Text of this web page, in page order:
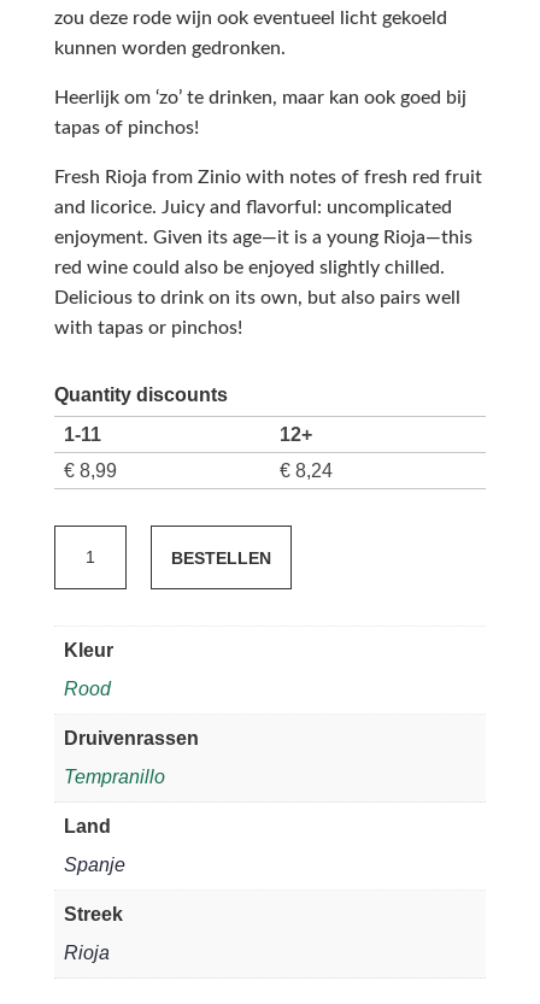
zou deze rode wijn ook eventueel licht gekoeld
kunnen worden gedronken.
Heerlijk om ‘zo’ te drinken, maar kan ook goed bij
tapas of pinchos!
Fresh Rioja from Zinio with notes of fresh red fruit
and licorice. Juicy and flavorful: uncomplicated
enjoyment. Given its age—it is a young Rioja—this
red wine could also be enjoyed slightly chilled.
Delicious to drink on its own, but also pairs well
with tapas or pinchos!
Quantity discounts
1-11
12+
€8,99 €8,24
Tempranillo
2024
aantal
BESTELLEN
Kleur
Rood
Druivenrassen
Tempranillo
Land
Spanje
Streek
Rioja